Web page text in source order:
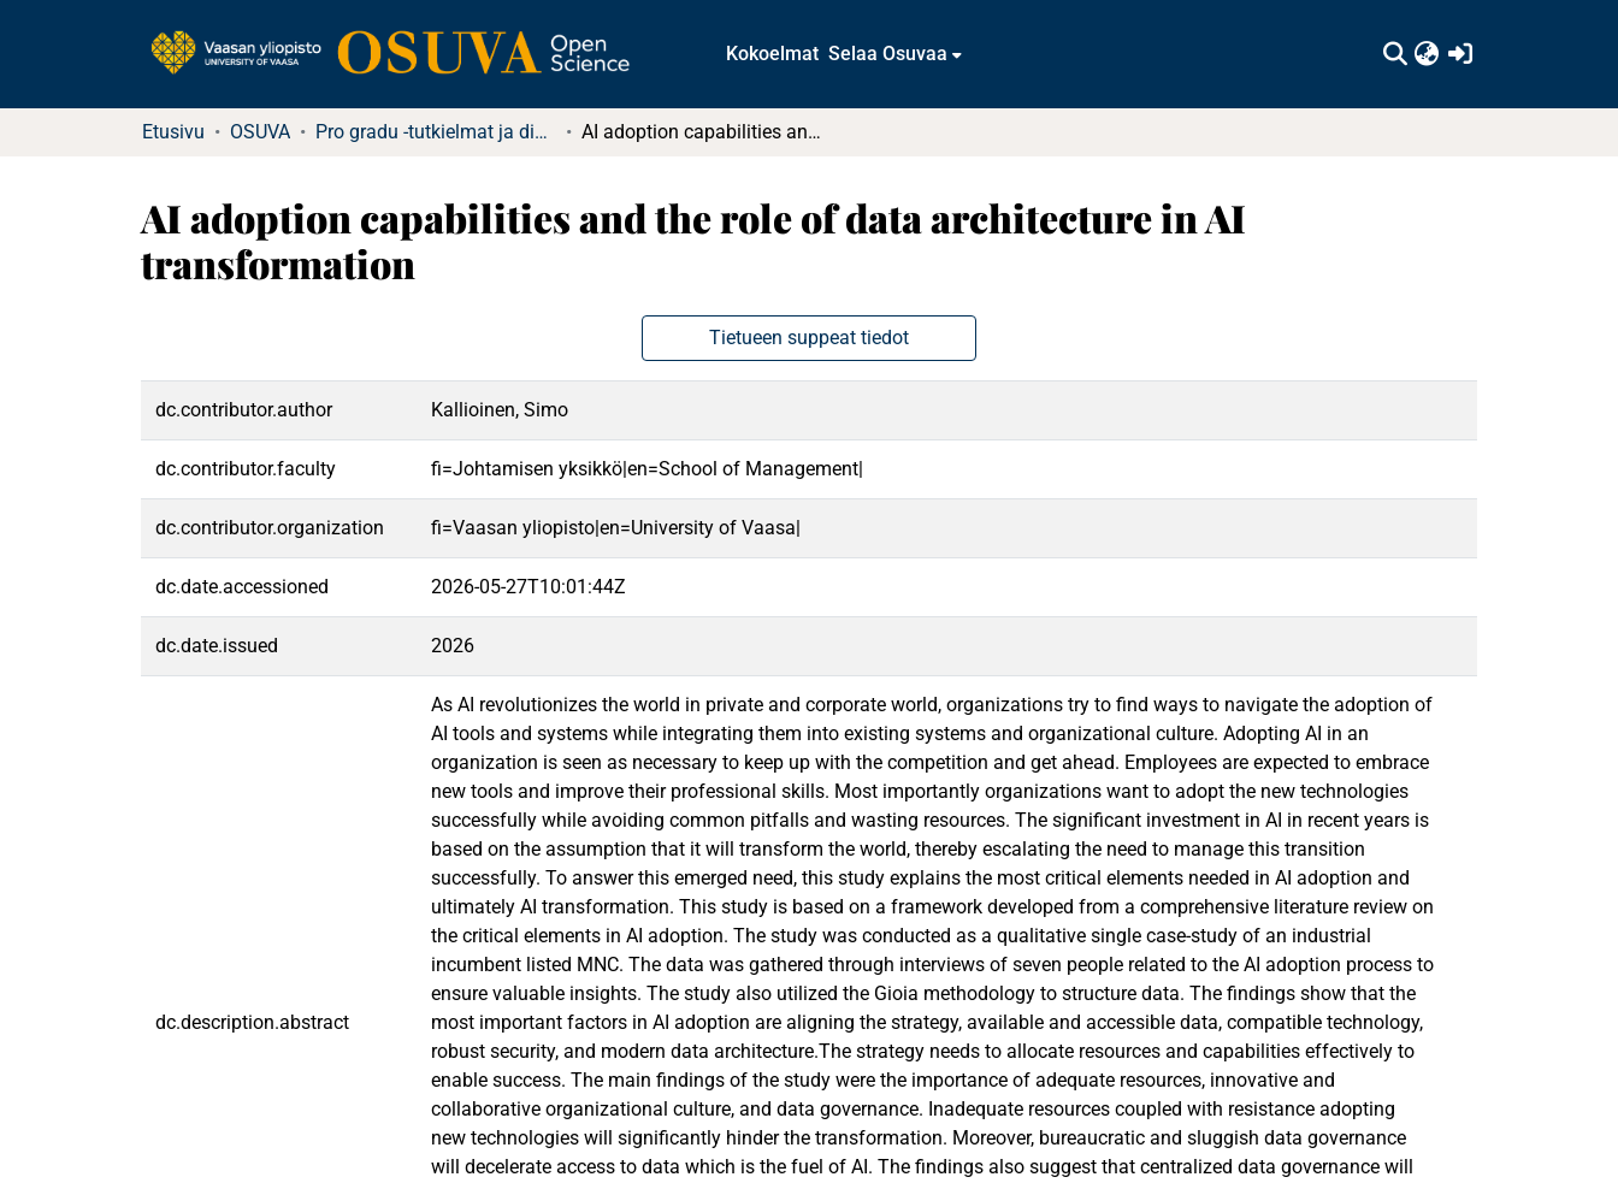
Kokoelmat Selaa Osuvaa
Etusivu OSUVA Pro gradu -tutkielmat ja diplomityöt AI adoption capabilities and the role of data architecture in AI transformation
AI adoption capabilities and the role of data architecture in AI
transformation
Tietueen suppeat tiedot
dc.contributor.author Kallioinen, Simo
dc.contributor.faculty fi=Johtamisen yksikkö|en=School of Management|
dc.contributor.organization fi=Vaasan yliopisto|en=University of Vaasa|
dc.date.accessioned 2026-05-27T10:01:44Z
dc.date.issued 2026
dc.description.abstract
As AI revolutionizes the world in private and corporate world, organizations try to find ways to navigate the adoption of
AI tools and systems while integrating them into existing systems and organizational culture. Adopting AI in an
organization is seen as necessary to keep up with the competition and get ahead. Employees are expected to embrace
new tools and improve their professional skills. Most importantly organizations want to adopt the new technologies
successfully while avoiding common pitfalls and wasting resources. The significant investment in AI in recent years is
based on the assumption that it will transform the world, thereby escalating the need to manage this transition
successfully. To answer this emerged need, this study explains the most critical elements needed in AI adoption and
ultimately AI transformation. This study is based on a framework developed from a comprehensive literature review on
the critical elements in AI adoption. The study was conducted as a qualitative single case-study of an industrial
incumbent listed MNC. The data was gathered through interviews of seven people related to the AI adoption process to
ensure valuable insights. The study also utilized the Gioia methodology to structure data. The findings show that the
most important factors in AI adoption are aligning the strategy, available and accessible data, compatible technology,
robust security, and modern data architecture.The strategy needs to allocate resources and capabilities effectively to
enable success. The main findings of the study were the importance of adequate resources, innovative and
collaborative organizational culture, and data governance. Inadequate resources coupled with resistance adopting
new technologies will significantly hinder the transformation. Moreover, bureaucratic and sluggish data governance
will decelerate access to data which is the fuel of AI. The findings also suggest that centralized data governance will